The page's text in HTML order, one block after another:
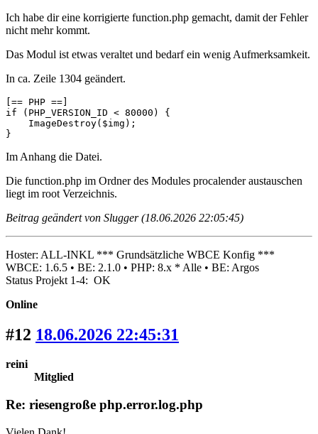
Ich habe dir eine korrigierte function.php gemacht, damit der Fehler
nicht mehr kommt.
Das Modul ist etwas veraltet und bedarf ein wenig Aufmerksamkeit.
In ca. Zeile 1304 geändert.
[== PHP ==]
if (PHP_VERSION_ID < 80000) {
    ImageDestroy($img);
}
Im Anhang die Datei.
Die function.php im Ordner des Modules procalender austauschen
liegt im root Verzeichnis.
Beitrag geändert von Slugger (18.06.2026 22:05:45)
Hoster: ALL-INKL *** Grundsätzliche WBCE Konfig ***
WBCE: 1.6.5 • BE: 2.1.0 • PHP: 8.x * Alle • BE: Argos
Status Projekt 1-4: OK
Online
#12 18.06.2026 22:45:31
reini
Mitglied
Re: riesengroße php.error.log.php